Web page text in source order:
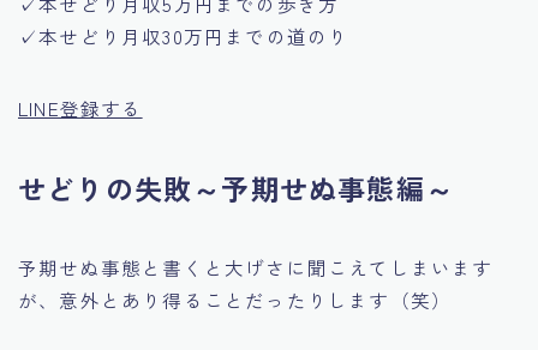
✓本せどり月収30万円までの道のり
LINE登録する
せどりの失敗～予期せぬ事態編～
予期せぬ事態と書くと大げさに聞こえてしまいます
が、意外とあり得ることだったりします（笑）